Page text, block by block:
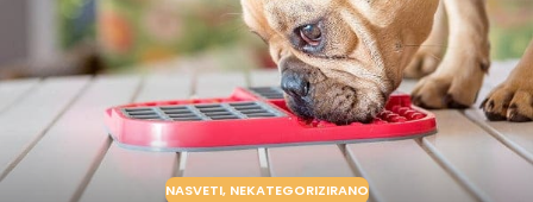
NASVETI, NEKATEGORIZIRANO